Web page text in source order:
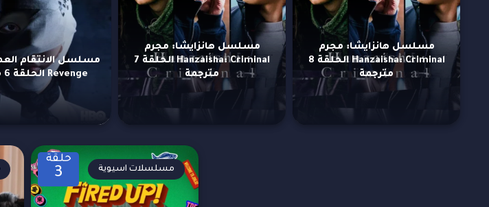
مسلسل هانزايشا: مجرم
Hanzaisha: Criminal الحلقة 8
مترجمة
مسلسل هانزايشا: مجرم
Hanzaisha: Criminal الحلقة 7
مترجمة
Revenge الحلقة 6 مترجمة
حلقة
3 مسلسلات اسيوية